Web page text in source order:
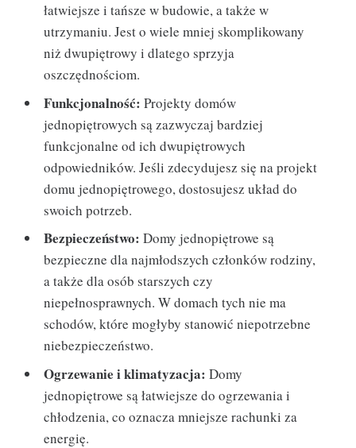
łatwiejsze i tańsze w budowie, a także w
utrzymaniu. Jest o wiele mniej skomplikowany
niż dwupiętrowy i dlatego sprzyja
oszczędnościom.
Funkcjonalność: Projekty domów
jednopiętrowych są zazwyczaj bardziej
funkcjonalne od ich dwupiętrowych
odpowiedników. Jeśli zdecydujesz się na projekt
domu jednopiętrowego, dostosujesz układ do
swoich potrzeb.
Bezpieczeństwo: Domy jednopiętrowe są
bezpieczne dla najmłodszych członków rodziny,
a także dla osób starszych czy
niepełnosprawnych. W domach tych nie ma
schodów, które mogłyby stanowić niepotrzebne
niebezpieczeństwo.
Ogrzewanie i klimatyzacja: Domy
jednopiętrowe są łatwiejsze do ogrzewania i
chłodzenia, co oznacza mniejsze rachunki za
energię.